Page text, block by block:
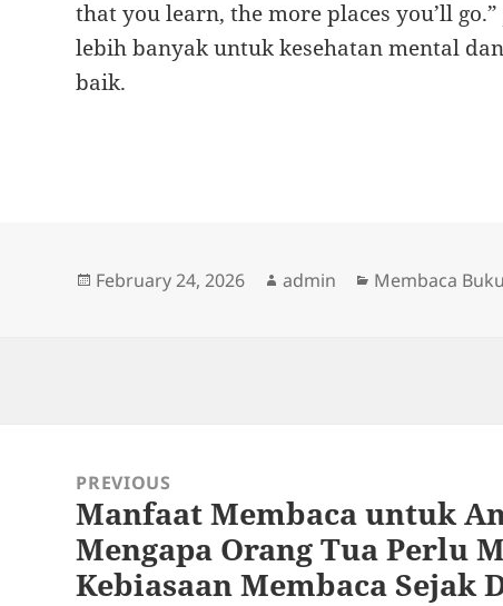
that you learn, the more places you’ll
lebih banyak untuk kesehatan mental
baik.
Posted
February 24, 2026 Author
admin Categories
Membaca Buku
navigationPREVIOUS
Previous
post:
Manfaat Membaca untuk
Mengapa Orang Tua Perlu
Kebiasaan Membaca Sejak